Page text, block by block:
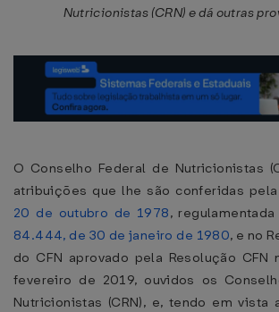
Nutricionistas (CRN) e dá outras
O Conselho Federal de Nutricionistas
atribuições que lhe são conferidas pela
20 de outubro de 1978,
84.444, de 30 de janeiro de 1980, e no
do CFN aprovado pela Resolução CFN
fevereiro de 2019, ouvidos os
Nutricionistas (CRN), e, tendo em vista